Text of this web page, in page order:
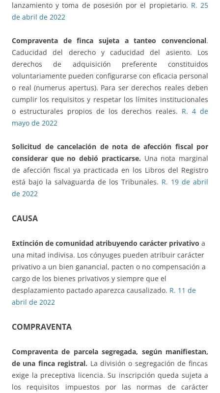
lanzamiento y toma de posesión por el propietario. R. 25
de abril de 2022
Compraventa de finca sujeta a tanteo convencional.
Caducidad del derecho y caducidad del asiento. Los
derechos de adquisición preferente constituidos
voluntariamente pueden configurarse con eficacia personal
o real (numerus apertus). Para ser derechos reales deben
cumplir los requisitos y respetar los límites institucionales
o estructurales propios de los derechos reales. R. 4 de
mayo de 2022
Solicitud de cancelación de nota de afección fiscalpor
considerar que no debió practicarse. Una nota marginal
de afección fiscal ya practicada en los Libros del Registro
está bajo la salvaguarda de los Tribunales. R. 19 de abril
de 2022
CAUSA
Extinción de comunidad atribuyendo carácter privativo a
una mitad indivisa. Los cónyuges pueden atribuir carácter
privativo a un bien ganancial, pacten o no compensación a
cargo de los bienes privativos y siempre que el
desplazamiento pactado aparezca causalizado. R. 11 de
abril de 2022
COMPRAVENTA
Compraventa de parcela segregada, según manifiestan,
de una finca registral. La división o segregación de fincas
exige la preceptiva licencia. Su inscripción queda sujeta a
los requisitos impuestos por las normas de carácter